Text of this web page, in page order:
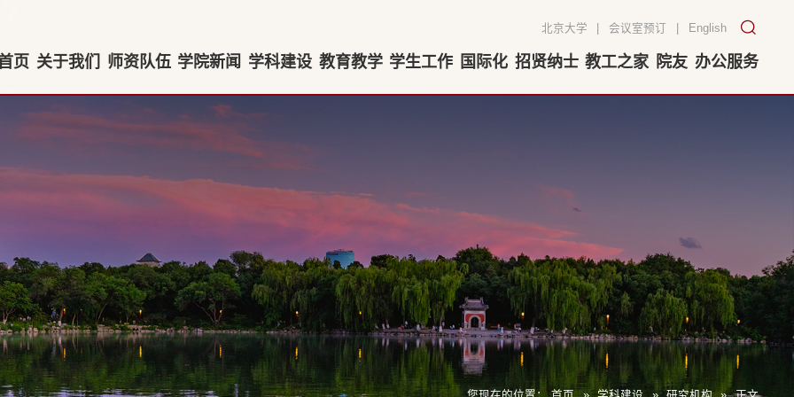
北京大学 会议室预订 English
页 关于我们 师资队伍 学院新闻 学科建设 教育教学 学生工作 国际化 招贤纳士 教工之家 院友 办公服务